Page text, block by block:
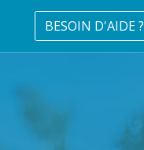
BESOIN D'AIDE ?